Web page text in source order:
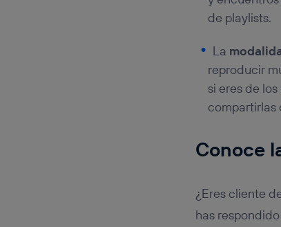
de playlists.
La
reproducir
si eres de
compartirlas
Conoce
¿Eres cliente
has